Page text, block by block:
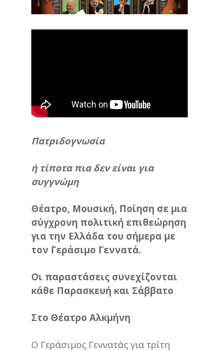
Πατριδογνωσία
ή τίποτα πια δεν είναι για
συγγνώμη
Θέατρο, Μουσική, Ποίηση σε μια
σύγχρονη πολιτική επιθεώρηση
για την Ελλάδα του σήμερα με
τον Γεράσιμο Γεννατά.
Οι παραστάσεις συνεχίζονται
κάθε Παρασκευή και Σάββατο
Στο Θέατρο Αλκμήνη
Ο Γεράσιμος Γεννατάς για τρίτη